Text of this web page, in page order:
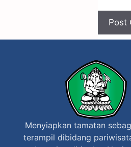
Menyiapkan tamatan
terampil dibidang